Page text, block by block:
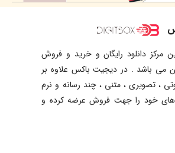
مرکز دانلود رایگان و خرید و فروش
می باشد . در دیجیت باکس علاوه بر
، تصویری ، متنی ، چند رسانه و نرم
های خود را جهت فروش عرضه کرده و